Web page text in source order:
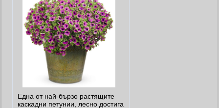
Една от най-бързо растящите
каскадни петунии, лесно достига